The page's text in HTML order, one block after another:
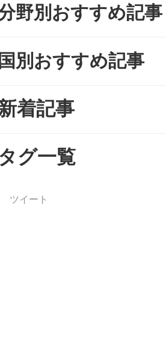
野別おすすめ記事
国別おすすめ記事
着記事
タグ一覧
ツイート